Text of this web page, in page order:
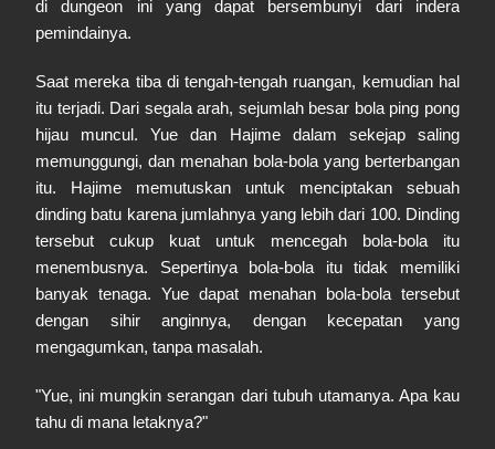
di dungeon ini yang dapat bersembunyi dari indera
pemindainya.
Saat mereka tiba di tengah-tengah ruangan, kemudian hal
itu terjadi. Dari segala arah, sejumlah besar bola ping pong
hijau muncul. Yue dan Hajime dalam sekejap saling
memunggungi, dan menahan bola-bola yang berterbangan
itu. Hajime memutuskan untuk menciptakan sebuah
dinding batu karena jumlahnya yang lebih dari 100. Dinding
tersebut cukup kuat untuk mencegah bola-bola itu
menembusnya. Sepertinya bola-bola itu tidak memiliki
banyak tenaga. Yue dapat menahan bola-bola tersebut
dengan sihir anginnya, dengan kecepatan yang
mengagumkan, tanpa masalah.
"Yue, ini mungkin serangan dari tubuh utamanya. Apa kau
tahu di mana letaknya?"